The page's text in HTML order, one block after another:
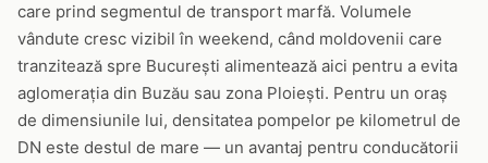
care prind segmentul de transport marfă. Volumele
vândute cresc vizibil în weekend, când moldovenii care
tranzitează spre București alimentează aici pentru a evita
aglomerația din Buzău sau zona Ploiești. Pentru un oraș
de dimensiunile lui, densitatea pompelor pe kilometrul de
DN este destul de mare — un avantaj pentru conducătorii